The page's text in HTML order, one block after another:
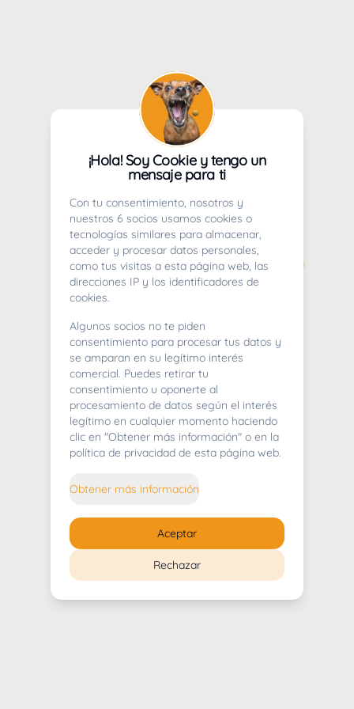
404
Whoops! Lo sentimos mucho.
¡Hola! Soy Cookie y tengo un
mensaje para ti
Con tu consentimiento, nosotros y
nuestros 6 socios usamos cookies o
tecnologías similares para almacenar,
acceder y procesar datos personales,
como tus visitas a esta página web, las
direcciones IP y los identificadores de
cookies.
Algunos socios no te piden
consentimiento para procesar tus datos y
se amparan en su legítimo interés
comercial. Puedes retirar tu
consentimiento u oponerte al
procesamiento de datos según el interés
legítimo en cualquier momento haciendo
clic en "Obtener más información" o en la
política de privacidad de esta página web.
Obtener más información
Rechazar
Aceptar